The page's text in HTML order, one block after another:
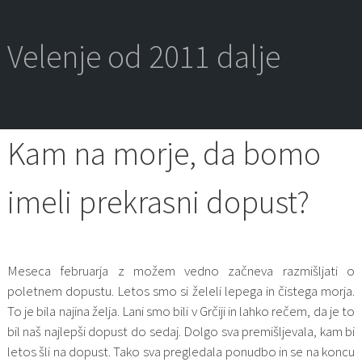
Velenje od 2011 dalje
Kam na morje, da bomo
imeli prekrasni dopust?
Meseca februarja z možem vedno začneva razmišljati o
poletnem dopustu. Letos smo si želeli lepega in čistega morja.
To je bila najina želja. Lani smo bili v Grčiji in lahko rečem, da je to
bil naš najlepši dopust do sedaj. Dolgo sva premišljevala, kam bi
letos šli na dopust. Tako sva pregledala ponudbo in se na koncu